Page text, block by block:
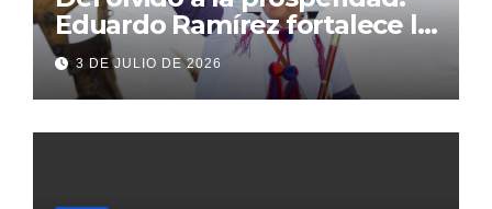
Eduardo Ramírez fortalece la
transformación de Aldama
con inversión histórica
3 DE JULIO DE 2026